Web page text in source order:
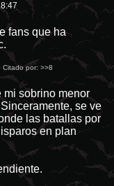
fans que ha
Citado por:>>8
mi sobrino menor
se ve
las batallas por
en plan